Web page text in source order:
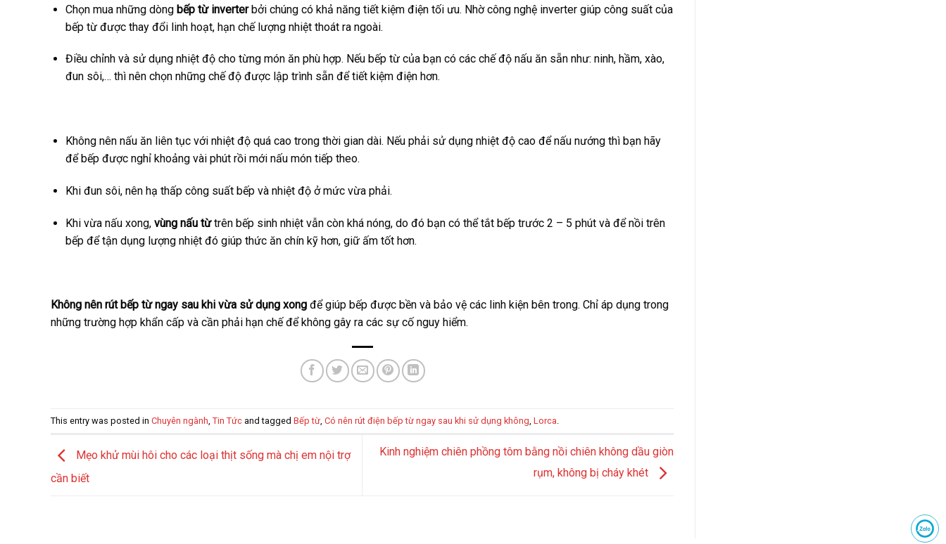
Chọn mua những dòng bếp từ inverterbởi chúng có khả năng tiết kiệm điện tối ưu. Nhờ công nghệ inverter giúp công suất của
bếp từ được thay đổi linh hoạt, hạn chế lượng nhiệt thoát ra ngoài.
Điều chỉnh và sử dụng nhiệt độ cho từng món ăn phù hợp. Nếu bếp từ của bạn có các chế độ nấu ăn sẵn như: ninh, hầm, xào,
đun sôi,… thì nên chọn những chế độ được lập trình sẵn để tiết kiệm điện hơn.
Không nên nấu ăn liên tục với nhiệt độ quá cao trong thời gian dài. Nếu phải sử dụng nhiệt độ cao để nấu nướng thì bạn hãy
để bếp được nghỉ khoảng vài phút rồi mới nấu món tiếp theo.
Khi đun sôi, nên hạ thấp công suất bếp và nhiệt độ ở mức vừa phải.
Khi vừa nấu xong, vùng nấu từtrên bếp sinh nhiệt vẫn còn khá nóng, do đó bạn có thể tắt bếp trước 2 – 5 phút và để nồi trên
bếp để tận dụng lượng nhiệt đó giúp thức ăn chín kỹ hơn, giữ ấm tốt hơn.
Không nên rút bếp từ ngay sau khi vừa sử dụng xong để giúp bếp được bền và bảo vệ các linh kiện bên trong. Chỉ áp dụng trong
những trường hợp khẩn cấp và cần phải hạn chế để không gây ra các sự cố nguy hiểm.
This entry was posted in Chuyên ngành Tin Tức and tagged Bếp từ Có nên rút điện bếp từ ngay sau khi sử dụng không Lorca
Mẹo khử mùi hôi cho các loại thịt sống mà chị em nội trợ
cần biết
Kinh nghiệm chiên phồng tôm bằng nồi chiên không dầu giòn
rụm, không bị cháy khét